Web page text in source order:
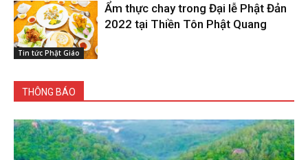
Tin tức Phật Giáo
Ẩm thực chay trong Đại lễ Phật Đản
2022 tại Thiền Tôn Phật Quang
THÔNG BÁO